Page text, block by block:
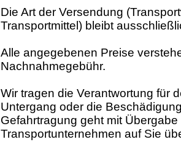
Die Art der Versendung
Transportmittel) bleibt
Alle angegebenen Preise
Nachnahmegebühr.
Wir tragen die Verantwortung für
Untergang oder die
Gefahrtragung geht mit
Transportunternehmen auf Sie